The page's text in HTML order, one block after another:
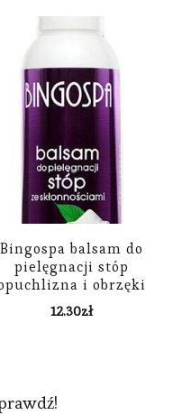
Bingospa balsam do
pielęgnacji stóp
i obrzęki
135g
12.30zł